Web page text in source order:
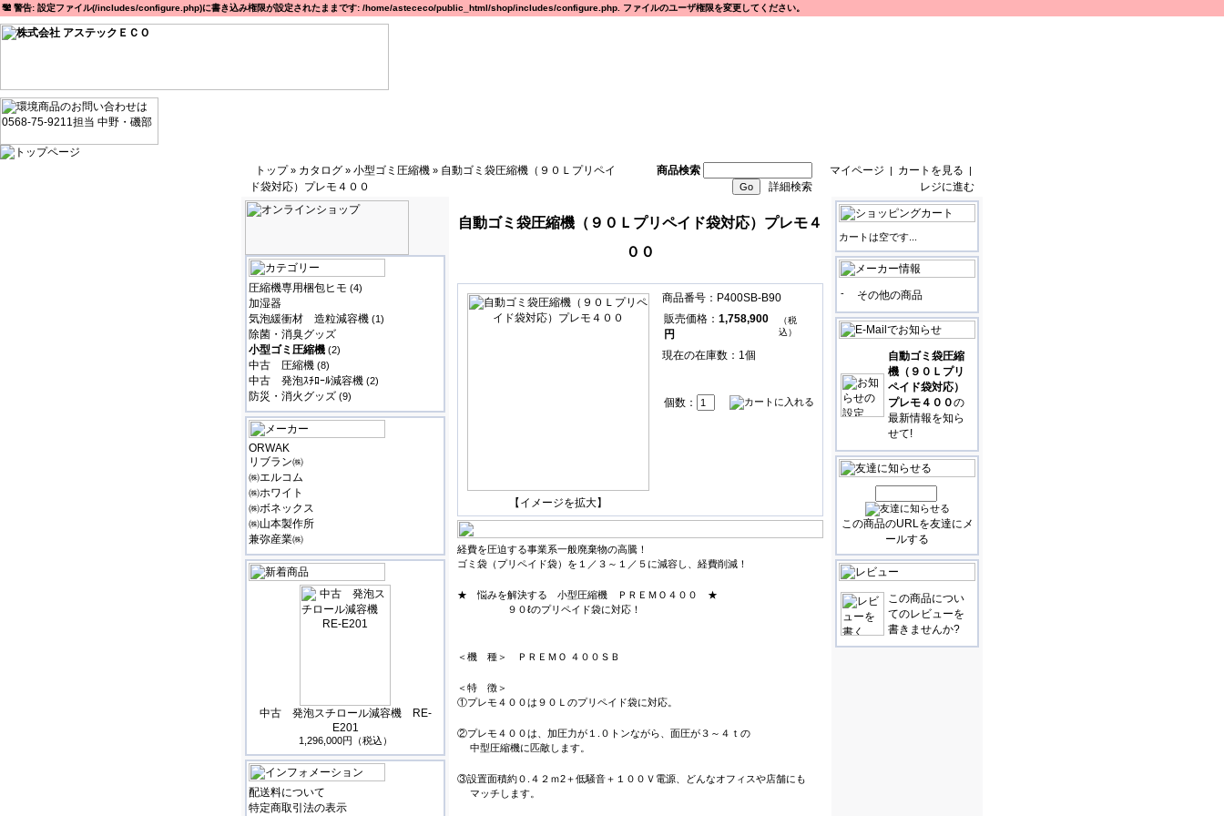
警告: 設定ファイル(/includes/configure.php)に書き込み権限が設定されたままです: /home/astececo/public_html/shop/includes/configure.php. ファイルのユーザ権限を変更してください。
トップ» カタログ » 小型ゴミ圧縮機 » 自動ゴミ袋圧縮機（９０Ｌプリペイ
ド袋対応）プレモ４００
商品検索
詳細検索
マイページ | カートを見る |
レジに進む
圧縮機専用梱包ヒモ (4)
加湿器
気泡緩衝材 造粒減容機 (1)
除菌・消臭グッズ
小型ゴミ圧縮機 (2)
中古 圧縮機 (8)
中古 発泡ｽﾁﾛｰﾙ減容機 (2)
防災・消火グッズ (9)
ORWAK
リブラン㈱
㈱エルコム
㈱ホワイト
㈱ボネックス
㈱山本製作所
兼弥産業㈱
中古 発泡スチロール減容機 RE-
E201
1,296,000円（税込）
配送料について
特定商取引法の表示
自動ゴミ袋圧縮機（９０Ｌプリペイド袋対応）プレモ４
００
【イメージを拡大】
商品番号：P400SB-B90
販売価格： 1,758,900
円
（税
込）
現在の在庫数：1個
個数：
経費を圧迫する事業系一般廃棄物の高騰！
ゴミ袋（プリペイド袋）を１／３～１／５に減容し、経費削減！
★ 悩みを解決する 小型圧縮機 ＰＲＥＭＯ４００ ★
９０ℓのプリペイド袋に対応！
＜機 種＞ ＰＲＥＭＯ ４００ＳＢ
＜特 徴＞
①プレモ４００は９０Ｌのプリペイド袋に対応。
②プレモ４００は、加圧力が１.０トンながら、面圧が３～４ｔの
中型圧縮機に匹敵します。
③設置面積約０.４２ｍ2＋低騒音＋１００Ｖ電源、どんなオフィスや店舗にも
マッチします。
カートは空です...
- その他の商品
自動ゴミ袋圧縮
機（９０Ｌプリ
ペイド袋対応）
プレモ４００の
最新情報を知ら
せて!
この商品のURLを友達にメ
ールする
この商品につい
てのレビューを
書きませんか?